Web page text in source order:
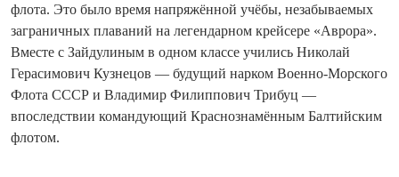
флота. Это было время напряжённой учёбы, незабываемых
заграничных плаваний на легендарном крейсере «Аврора».
Вместе с Зайдулиным в одном классе учились Николай
Герасимович Кузнецов — будущий нарком Военно-Морского
Флота СССР и Владимир Филиппович Трибуц —
впоследствии командующий Краснознамённым Балтийским
флотом.